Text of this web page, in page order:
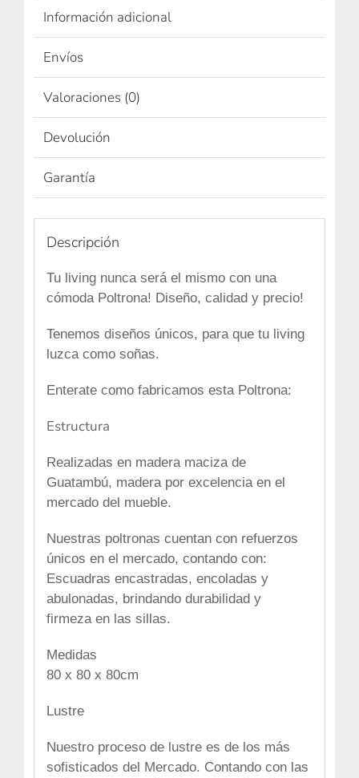
Información adicional
Envíos
Valoraciones (0)
Devolución
Garantía
Descripción
Tu living nunca será el mismo con una
cómoda Poltrona! Diseño, calidad y precio!
Tenemos diseños únicos, para quetu living
luzca como soñas.
Enterate como fabricamos esta Poltrona:
Estructura
Realizadas en madera maciza de
Guatambú, madera por excelencia en el
mercado del mueble.
Nuestras poltronas cuentan conrefuerzos
únicos en el mercado, contando con:
Escuadras encastradas, encoladas y
abulonadas, brindando durabilidad y
firmezaen las sillas.
Medidas
80 x 80 x 80cm
Lustre
Nuestro proceso de lustre es de los más
sofisticados del Mercado. Contando con las